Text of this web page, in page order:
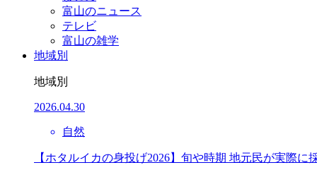
富山のニュース
テレビ
富山の雑学
地域別
地域別
2026.04.30
自然
【ホタルイカの身投げ2026】旬や時期 地元民が実際に